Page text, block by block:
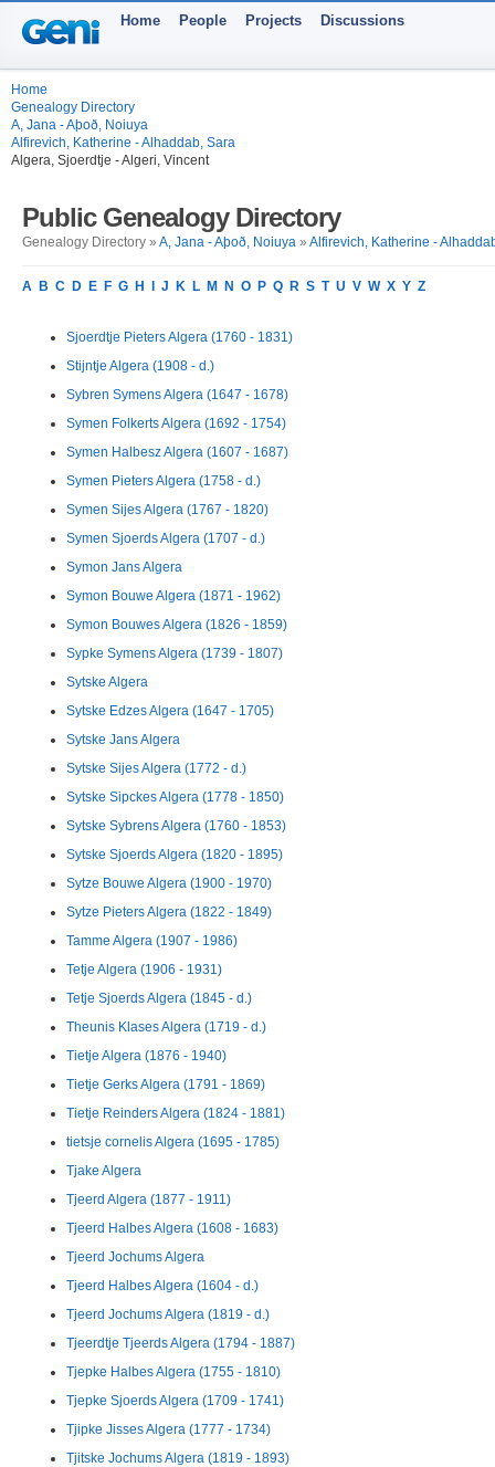
Home People Projects Discussions
Home
Genealogy Directory
A, Jana - Aþoð, Noiuya
Alfirevich, Katherine - Alhaddab, Sara
Algera, Sjoerdtje - Algeri, Vincent
Public Genealogy Directory
Genealogy Directory » A, Jana - Aþoð, Noiuya » Alfirevich, Katherine -
A B C D E F G H J K L M N O P Q R S T U V W X Y Z
Sjoerdtje Pieters Algera (1760 - 1831)
Stijntje Algera (1908 - d.)
Sybren Symens Algera (1647 - 1678)
Symen Folkerts Algera (1692 - 1754)
Symen Halbesz Algera (1607 - 1687)
Symen Pieters Algera (1758 - d.)
Symen Sijes Algera (1767 - 1820)
Symen Sjoerds Algera (1707 - d.)
Symon Jans Algera
Symon Bouwe Algera (1871 - 1962)
Symon Bouwes Algera (1826 - 1859)
Sypke Symens Algera (1739 - 1807)
Sytske Algera
Sytske Edzes Algera (1647 - 1705)
Sytske Jans Algera
Sytske Sijes Algera (1772 - d.)
Sytske Sipckes Algera (1778 - 1850)
Sytske Sybrens Algera (1760 - 1853)
Sytske Sjoerds Algera (1820 - 1895)
Sytze Bouwe Algera (1900 - 1970)
Sytze Pieters Algera (1822 - 1849)
Tamme Algera (1907 - 1986)
Tetje Algera (1906 - 1931)
Tetje Sjoerds Algera (1845 - d.)
Theunis Klases Algera (1719 - d.)
Tietje Algera (1876 - 1940)
Tietje Gerks Algera (1791 - 1869)
Tietje Reinders Algera (1824 - 1881)
tietsje cornelis Algera (1695 - 1785)
Tjake Algera
Tjeerd Algera (1877 - 1911)
Tjeerd Halbes Algera (1608 - 1683)
Tjeerd Jochums Algera
Tjeerd Halbes Algera (1604 - d.)
Tjeerd Jochums Algera (1819 - d.)
Tjeerdtje Tjeerds Algera (1794 - 1887)
Tjepke Halbes Algera (1755 - 1810)
Tjepke Sjoerds Algera (1709 - 1741)
Tjipke Jisses Algera (1777 - 1734)
Tjitske Jochums Algera (1819 - 1893)